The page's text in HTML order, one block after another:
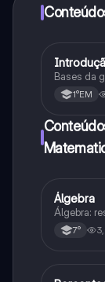
Bases da
1°EM
Álgebra
Álgebra:
7°